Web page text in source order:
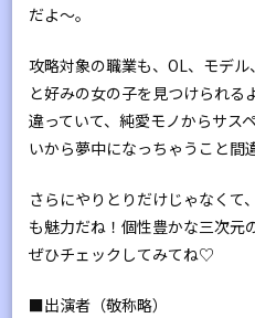
だよ～。
攻略対象の職業も、OL、モデ
と好みの女の子を見つけられる
違っていて、純愛モノからサス
いから夢中になっちゃうこと間
さらにやりとりだけじゃなくて
も魅力だね！個性豊かな三次元
ぜひチェックしてみてね♡
■出演者（敬称略）